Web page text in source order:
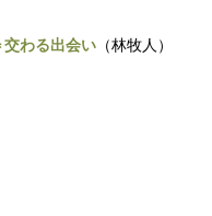
交わる出会い （林牧人）